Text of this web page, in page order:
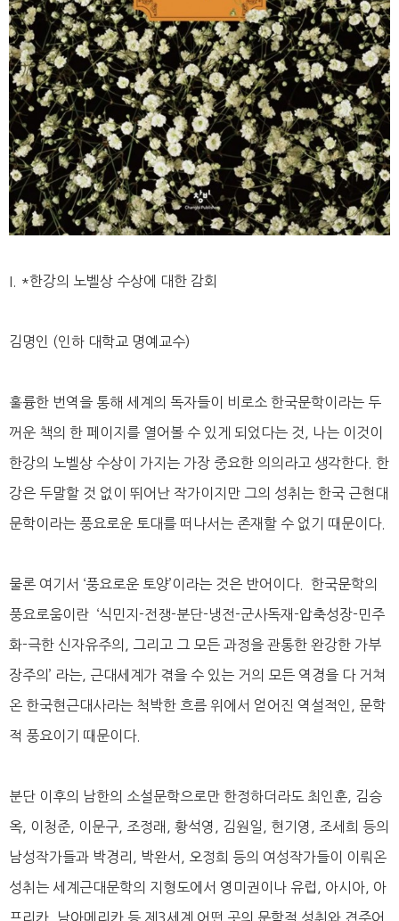
I. *한강의 노벨상 수상에 대한 감회
김명인 (인하 대학교 명예교수)
훌륭한 번역을 통해 세계의 독자들이 비로소 한국문학이라는 두
꺼운 책의 한 페이지를 열어볼 수 있게 되었다는 것, 나는 이것이
한강의 노벨상 수상이 가지는 가장 중요한 의의라고 생각한다. 한
강은 두말할 것 없이 뛰어난 작가이지만 그의 성취는 한국 근현대
문학이라는 풍요로운 토대를 떠나서는 존재할 수 없기 때문이다.
물론 여기서 ‘풍요로운 토양’이라는 것은 반어이다. 한국문학의
풍요로움이란 ‘식민지-전쟁-분단-냉전-군사독재-압축성장-민주
화-극한 신자유주의, 그리고 그 모든 과정을 관통한 완강한 가부
장주의’ 라는, 근대세계가 겪을 수 있는 거의 모든 역경을 다 거쳐
온 한국현근대사라는 척박한 흐름 위에서 얻어진 역설적인, 문학
적 풍요이기 때문이다.
분단 이후의 남한의 소설문학으로만 한정하더라도 최인훈, 김승
옥, 이청준, 이문구, 조정래, 황석영, 김원일, 현기영, 조세희 등의
남성작가들과 박경리, 박완서, 오정희 등의 여성작가들이 이뤄온
성취는 세계근대문학의 지형도에서 영미권이나 유럽, 아시아, 아
프리카, 남아메리카 등 제3세계 어떤 곳의 문학적 성취와 견주어